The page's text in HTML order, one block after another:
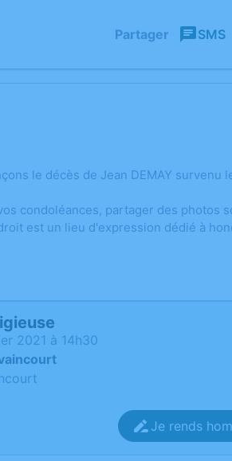
Partager SMS
le décès de Jean DEMAY survenu
condoléances, partager des photos
est un lieu d'expression dédié à
2021 à 14h30
Je rends